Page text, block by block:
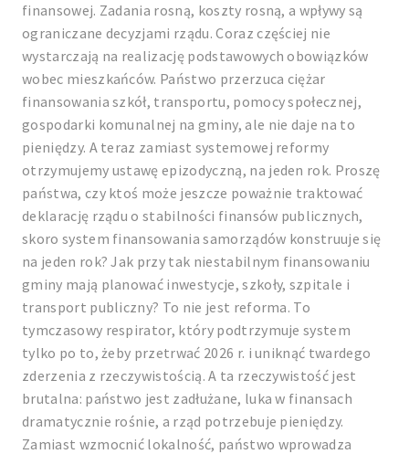
finansowej. Zadania rosną, koszty rosną, a wpływy są
ograniczane decyzjami rządu. Coraz częściej nie
wystarczają na realizację podstawowych obowiązków
wobec mieszkańców. Państwo przerzuca ciężar
finansowania szkół, transportu, pomocy społecznej,
gospodarki komunalnej na gminy, ale nie daje na to
pieniędzy. A teraz zamiast systemowej reformy
otrzymujemy ustawę epizodyczną, na jeden rok. Proszę
państwa, czy ktoś może jeszcze poważnie traktować
deklarację rządu o stabilności finansów publicznych,
skoro system finansowania samorządów konstruuje się
na jeden rok? Jak przy tak niestabilnym finansowaniu
gminy mają planować inwestycje, szkoły, szpitale i
transport publiczny? To nie jest reforma. To
tymczasowy respirator, który podtrzymuje system
tylko po to, żeby przetrwać 2026 r. i uniknąć twardego
zderzenia z rzeczywistością. A ta rzeczywistość jest
brutalna: państwo jest zadłużane, luka w finansach
dramatycznie rośnie, a rząd potrzebuje pieniędzy.
Zamiast wzmocnić lokalność, państwo wprowadza